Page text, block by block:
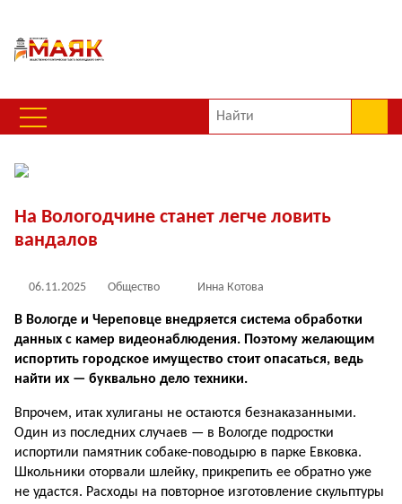
На Вологодчине станет легче ловить
вандалов
06.11.2025 Общество Инна Котова
В Вологде и Череповце внедряется система обработки
данных с камер видеонаблюдения. Поэтому желающим
испортить городское имущество стоит опасаться, ведь
найти их — буквально дело техники.
Впрочем, итак хулиганы не остаются безнаказанными.
Один из последних случаев — в Вологде подростки
испортили памятник собаке-поводырю в парке Евковка.
Школьники оторвали шлейку, прикрепить ее обратно уже
не удастся. Расходы на повторное изготовление скульптуры